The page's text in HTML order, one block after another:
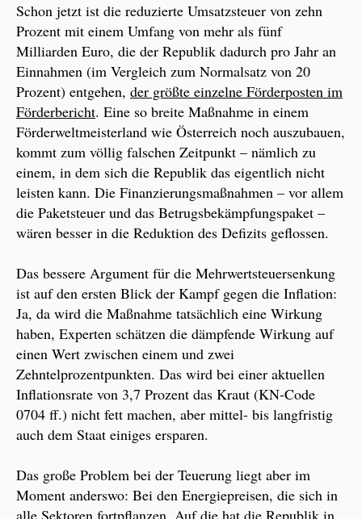
Schon jetzt ist die reduzierte Umsatzsteuer von zehn
Prozent mit einem Umfang von mehr als fünf
Milliarden Euro, die der Republik dadurch pro Jahr an
Einnahmen (im Vergleich zum Normalsatz von 20
Prozent) entgehen, der größte einzelne Förderposten im
Förderbericht. Eine so breite Maßnahme in einem
Förderweltmeisterland wie Österreich noch auszubauen,
kommt zum völlig falschen Zeitpunkt – nämlich zu
einem, in dem sich die Republik das eigentlich nicht
leisten kann. Die Finanzierungsmaßnahmen – vor allem
die Paketsteuer und das Betrugsbekämpfungspaket –
wären besser in die Reduktion des Defizits geflossen.
Das bessere Argument für die Mehrwertsteuersenkung
ist auf den ersten Blick der Kampf gegen die Inflation:
Ja, da wird die Maßnahme tatsächlich eine Wirkung
haben, Experten schätzen die dämpfende Wirkung auf
einen Wert zwischen einem und zwei
Zehntelprozentpunkten. Das wird bei einer aktuellen
Inflationsrate von 3,7 Prozent das Kraut (KN-Code
0704 ff.) nicht fett machen, aber mittel- bis langfristig
auch dem Staat einiges ersparen.
Das große Problem bei der Teuerung liegt aber im
Moment anderswo: Bei den Energiepreisen, die sich in
alle Sektoren fortpflanzen. Auf die hat die Republik in